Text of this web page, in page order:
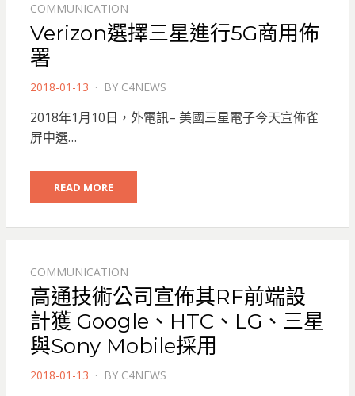
COMMUNICATION
Verizon選擇三星進行5G商用佈
署
POSTED
2018-01-13 BY C4NEWS
2018年1月10日，外電訊– 美國三星電子今天宣佈雀
屏中選…
READ MORE
COMMUNICATION
高通技術公司宣佈其RF前端設
計獲 Google、HTC、LG、三星
與Sony Mobile採用
POSTED
2018-01-13 BY C4NEWS